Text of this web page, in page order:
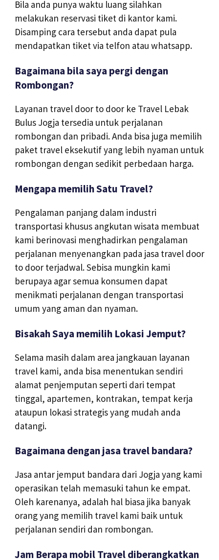
Bila anda punya waktu luang silahkan
melakukan reservasi tiket di kantor kami.
Disamping cara tersebut anda dapat pula
mendapatkan tiket via telfon atau whatsapp.
Bagaimana bila saya pergi dengan
Rombongan?
Layanan travel door to door ke Travel Lebak
Bulus Jogja tersedia untuk perjalanan
rombongan dan pribadi. Anda bisa juga memilih
paket travel eksekutif yang lebih nyaman untuk
rombongan dengan sedikit perbedaan harga.
Mengapa memilih Satu Travel?
Pengalaman panjang dalam industri
transportasi khusus angkutan wisata membuat
kami berinovasi menghadirkan pengalaman
perjalanan menyenangkan pada jasa travel door
to door terjadwal. Sebisa mungkin kami
berupaya agar semua konsumen dapat
menikmati perjalanan dengan transportasi
umum yang aman dan nyaman.
Bisakah Saya memilih Lokasi Jemput?
Selama masih dalam area jangkauan layanan
travel kami, anda bisa menentukan sendiri
alamat penjemputan seperti dari tempat
tinggal, apartemen, kontrakan, tempat kerja
ataupun lokasi strategis yang mudah anda
datangi.
Bagaimana dengan jasa travel bandara?
Jasa antar jemput bandara dari Jogja yang kami
operasikan telah memasuki tahun ke empat.
Oleh karenanya, adalah hal biasa jika banyak
orang yang memilih travel kami baik untuk
perjalanan sendiri dan rombongan.
Jam Berapa mobil Travel diberangkatkan